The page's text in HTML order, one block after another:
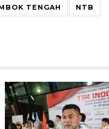
TENGAH NTB